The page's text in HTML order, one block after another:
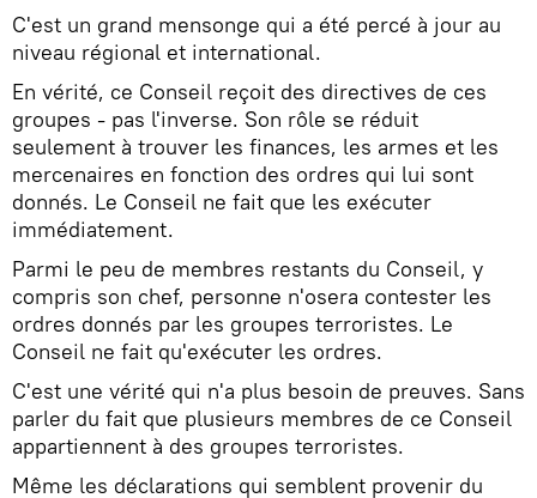
C'est un grand mensonge qui a été percé à jour au
niveau régional et international.
En vérité, ce Conseil reçoit des directives de ces
groupes - pas l'inverse. Son rôle se réduit
seulement à trouver les finances, les armes et les
mercenaires en fonction des ordres qui lui sont
donnés. Le Conseil ne fait que les exécuter
immédiatement.
Parmi le peu de membres restants du Conseil, y
compris son chef, personne n'osera contester les
ordres donnés par les groupes terroristes. Le
Conseil ne fait qu'exécuter les ordres.
C'est une vérité qui n'a plus besoin de preuves. Sans
parler du fait que plusieurs membres de ce Conseil
appartiennent à des groupes terroristes.
Même les déclarations qui semblent provenir du